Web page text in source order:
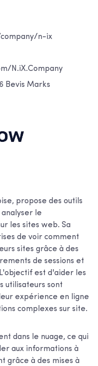
n-ix
N.iX.Company
Bevis Marks
propose des outils
analyser le
les sites web. Sa
de voir comment
sites grâce à des
de sessions et
est d'aider les
utilisateurs sont
expérience en ligne
complexes sur site.
dans le nuage, ce qui
aux informations à
grâce à des mises à